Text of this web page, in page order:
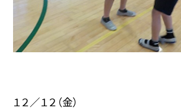
１２／１２（金）